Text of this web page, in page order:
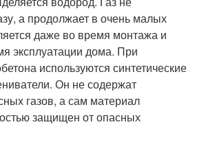
а продолжает в очень малых
даже во время монтажа и
эксплуатации дома. При
используются синтетические
Он не содержат
газов, а сам материал
защищен от опасных